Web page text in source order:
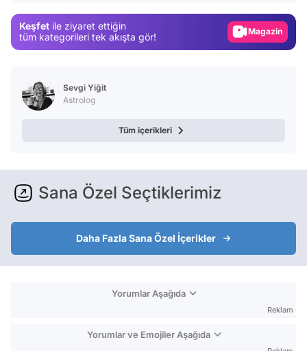
Keşfet ile ziyaret ettiğin
tüm kategorileri tek akışta gör!
Magazin
Sevgi Yiğit
Astrolog
Tüm içerikleri
Sana Özel Seçtiklerimiz
Daha Fazla Sana Özel İçerikler
Yorumlar Aşağıda
Reklam
Yorumlar ve Emojiler Aşağıda